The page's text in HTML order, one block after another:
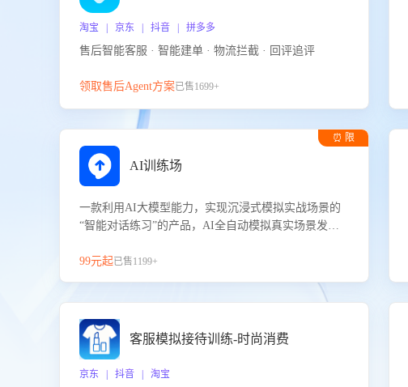
淘宝 | 京东 | 抖音 | 拼多多
售后智能客服 · 智能建单 · 物流拦截 · 回评追评
领取售后Agent方案已售1699+
⏰ 限
AI训练场
一款利用AI大模型能力，实现沉浸式模拟实战场景的
“智能对话练习”的产品，AI全自动模拟真实场景发生
提升客服团队的销服能力。
99元起已售1199+
客服模拟接待训练-时尚消费
京东 | 抖音 | 淘宝